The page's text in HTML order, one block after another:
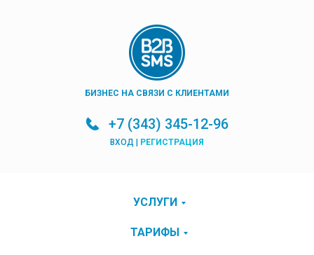
БИЗНЕС НА СВЯЗИ С КЛИЕНТАМИ
+7 (343) 345-12-96
ВХОД | РЕГИСТРАЦИЯ
УСЛУГИ
ТАРИФЫ